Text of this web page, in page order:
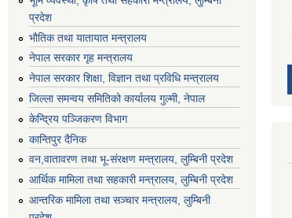
प्रदेश
भाैतिक तथा यातायात मन्त्रालय
नेपाल सरकार गृह मन्त्रालय
नेपाल सरकार शिक्षा, विज्ञान तथा प्रविधि मन्त्रालय
जिल्ला समन्वय समितिको कार्यालय गुल्मी, नेपाल
केन्द्रिय पञ्जिकरण विभाग
कान्तिपुर दैनिक
वन,वातावरण तथा भू-संरक्षण मन्त्रालय, लुम्बिनी प्रदेश
आर्थिक मामिला तथा सहकारी मन्त्रालय, लुम्बिनी प्रदेश
आन्तरिक मामिला तथा सञ्चार मन्त्रालय, लुम्बिनी